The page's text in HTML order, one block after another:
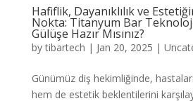
Hafiflik, Dayanıklılık ve
Nokta: Titanyum Bar
Gülüşe Hazır Mısınız?
bytibartech | Jan 20, 2025 |
Günümüz diş hekimliğinde,
hem de estetik beklentilerini